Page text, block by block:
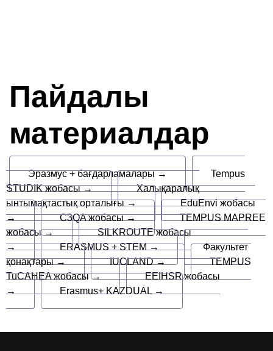
Пайдалы
материалдар
Эразмус + бағдарламалары →
Tempus
STUDIK жобасы →
Халықаралық
ынтымақтастық орталығы →
EduEnvi жобасы
→
C3QA жобасы →
TEMPUS MAPREE
жобасы →
SILKROUTE жобасы
→
ERASMUS + STEM →
Факультет
қонақтары →
IUCLAND →
TEMPUS
TuCAHEA жобасы →
EEIHSR жобасы
→
Erasmus+ KAZDUAL →